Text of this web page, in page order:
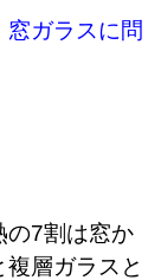
窓ガラスに問
の7割は窓か
層ガラスと